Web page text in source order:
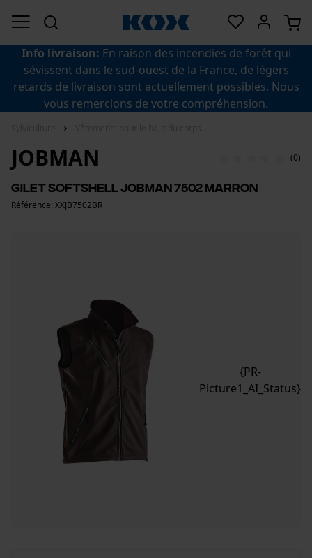
Info livraison: En raison des incendies de forêt qui
sévissent dans le sud-ouest de la France, de légers
retards de livraison sont actuellement possibles. Nous
vous remercions de votre compréhension.
{PR-
Picture1_AI_Status}
JOBMAN (0)
Gilet softshell Jobman 7502 marron
Référence: XXJB7502BR